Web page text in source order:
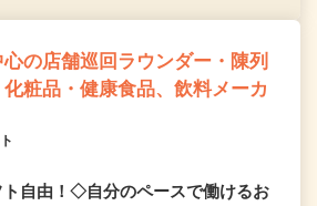
心の店舗巡回ラウンダー・陳列
粧品・健康食品、飲料メーカ
ト自由！◇自分のペースで働けるお